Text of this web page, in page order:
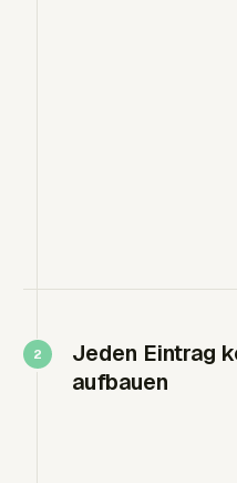
Jeden Eintrag
aufbauen